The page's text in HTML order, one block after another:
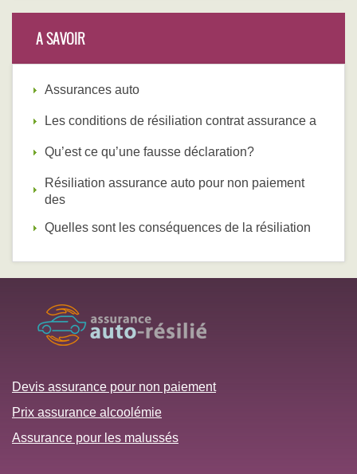
A SAVOIR
Assurances auto
Les conditions de résiliation contrat assurance a
Qu’est ce qu’une fausse déclaration?
Résiliation assurance auto pour non paiement
des
Quelles sont les conséquences de la résiliation
Devis assurance pour non paiement
Prix assurance alcoolémie
Assurance pour les malussés